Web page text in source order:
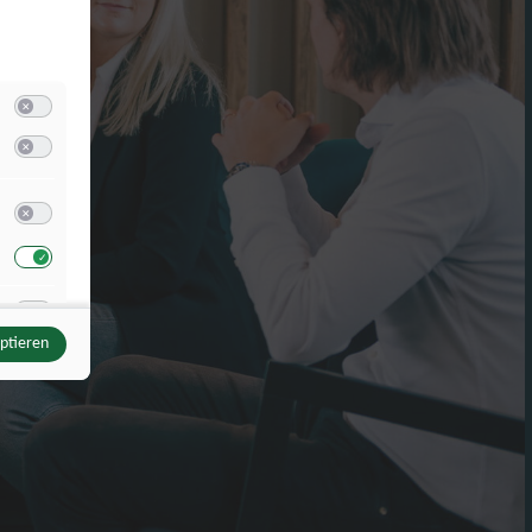
Switch zum Einwilligen bzw. Ablehnen der Kategorie Allgemein Zwecke
zu Speichern von oder Zugriff auf Informationen auf einem Endgerät
Switch zum Einwilligen bzw. Ablehnen des Dienstes Speichern von oder
zu Verwendung reduzierter Daten zur Auswahl von Werbeanzeigen
Switch zum Einwilligen bzw. Ablehnen des Dienstes Verwendung reduzierter
Switch zum Einwilligen bzw. Ablehnen des Dienstes Verwendung
Erstellung von Profilen für personalisierte Werbung
Switch zum Einwilligen bzw. Ablehnen des Dienstes Erstellung von Profilen
Verwendung von Profilen zur Auswahl personalisierter Werbung
Switch zum Einwilligen bzw. Ablehnen des Dienstes Verwendung von
zu Messung der Werbeleistung
Switch zum Einwilligen bzw. Ablehnen des Dienstes Messung der
Switch zum Einwilligen bzw. Ablehnen des Dienstes Messung der
zu Analyse von Zielgruppen durch Statistiken oder Kombinationen von Daten aus